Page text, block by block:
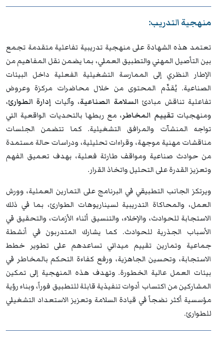
منهجية التدريب:
تعتمد هذه الشهادة على منهجية تدريبية تفاعلية متقدمة تجمع
بين التأصيل المهني والتطبيق العملي، بما يضمن نقل المفاهيم من
الإطار النظري إلى الممارسة التشغيلية الفعلية داخل البيئات
الصناعية. يُقدَّم المحتوى من خلال محاضرات مركزة وعروض
تفاعلية تناقش مبادئ السلامة الصناعية، وآليات إدارة الطوارئ،
ومنهجيات تقييم المخاطر، مع ربطها بالتحديات الواقعية التي
تواجه المنشآت والمرافق التشغيلية. كما تتضمن الجلسات
مناقشات مهنية موجهة، وقراءات تحليلية، ودراسات حالة مستمدة
من حوادث صناعية ومواقف طارئة فعلية، بهدف تعميق الفهم
وتعزيز القدرة على التحليل واتخاذ القرار.
ويرتكز الجانب التطبيقي في البرنامج على التمارين العملية، وورش
العمل، والمحاكاة التدريبية لسيناريوهات الطوارئ، بما في ذلك
الاستجابة للحوادث، والإخلاء، والتنسيق أثناء الأزمات، والتحقيق في
الأسباب الجذرية للحوادث. كما يشارك المتدربون في أنشطة
جماعية وتمارين تقييم ميداني تساعدهم على تطوير خطط
الاستجابة، وتحسين الجاهزية، ورفع كفاءة التحكم بالمخاطر في
بيئات العمل عالية الخطورة. وتهدف هذه المنهجية إلى تمكين
المشاركين من اكتساب أدوات تنفيذية قابلة للتطبيق فوراً، وبناء رؤية
مؤسسية أكثر نضجاً في قيادة السلامة وتعزيز الاستعداد التشغيلي
للطوارئ.